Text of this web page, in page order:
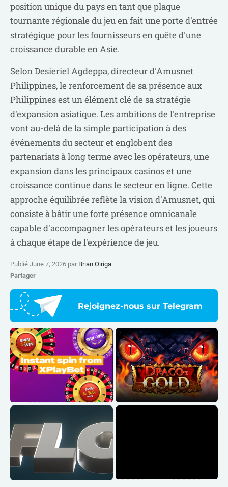
position unique du pays en tant que plaque
tournante régionale du jeu en fait une porte d'entrée
stratégique pour les fournisseurs en quête d'une
croissance durable en Asie.
Selon Desieriel Agdeppa, directeur d'Amusnet
Philippines, le renforcement de sa présence aux
Philippines est un élément clé de sa stratégie
d'expansion asiatique. Les ambitions de l'entreprise
vont au-delà de la simple participation à des
événements du secteur et englobent des
partenariats à long terme avec les opérateurs, une
expansion dans les principaux casinos et une
croissance continue dans le secteur en ligne. Cette
approche équilibrée reflète la vision d'Amusnet, qui
consiste à bâtir une forte présence omnicanale
capable d'accompagner les opérateurs et les joueurs
à chaque étape de l'expérience de jeu.
Publié June 7, 2026 par Brian Oiriga
Partager
Rejoignez-nous sur Telegram